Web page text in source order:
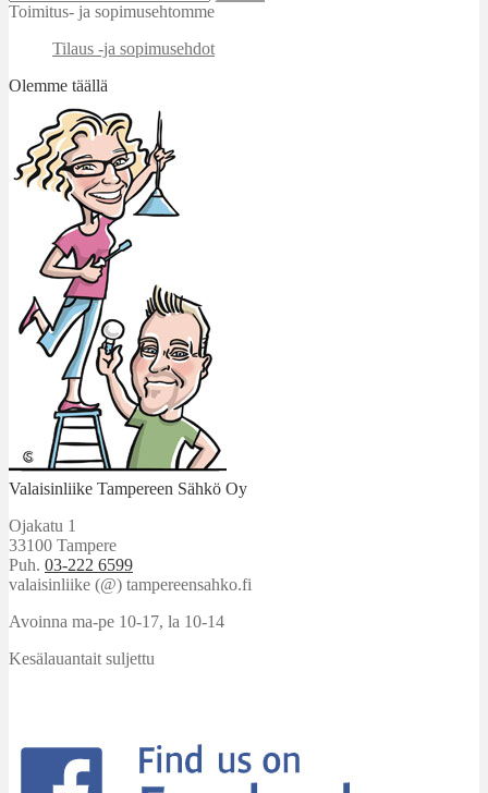
Toimitus- ja sopimusehtomme
Tilaus -ja sopimusehdot
Olemme täällä
Valaisinliike Tampereen Sähkö Oy
Ojakatu 1
33100 Tampere
Puh. 03-222 6599
valaisinliike (@) tampereensahko.fi
Avoinna ma-pe 10-17, la 10-14
Kesälauantait suljettu